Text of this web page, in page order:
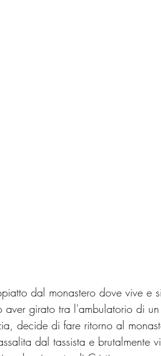
dal monastero dove vive e
aver girato tra l'ambulatorio di
decide di fare ritorno al
dal tassista e brutalmente